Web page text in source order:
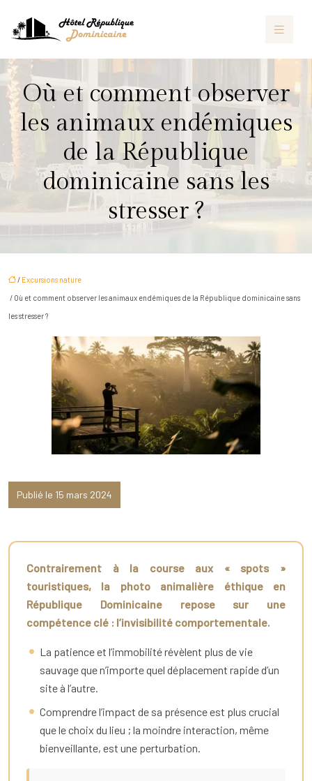
Où et comment observer
les animaux endémiques
de la République
dominicaine sans les
stresser ?
/ Excursions nature
/ Où et comment observer les animaux endémiques de la République dominicaine sans
les stresser ?
Publié le 15 mars 2024
Contrairement à la course aux « spots »
touristiques, la photo animalière éthique en
République Dominicaine repose sur une
compétence clé : l’invisibilité comportementale.
La patience et l’immobilité révèlent plus de vie
sauvage que n’importe quel déplacement rapide d’un
site à l’autre.
Comprendre l’impact de sa présence est plus crucial
que le choix du lieu ; la moindre interaction, même
bienveillante, est une perturbation.